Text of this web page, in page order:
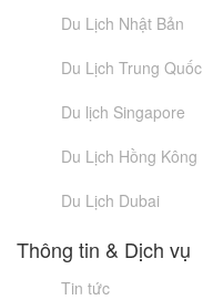
Du Lịch Nhật Bản
Du Lịch Trung Quốc
Du lịch Singapore
Du Lịch Hồng Kông
Du Lịch Dubai
Thông tin & Dịch vụ
Tin tức